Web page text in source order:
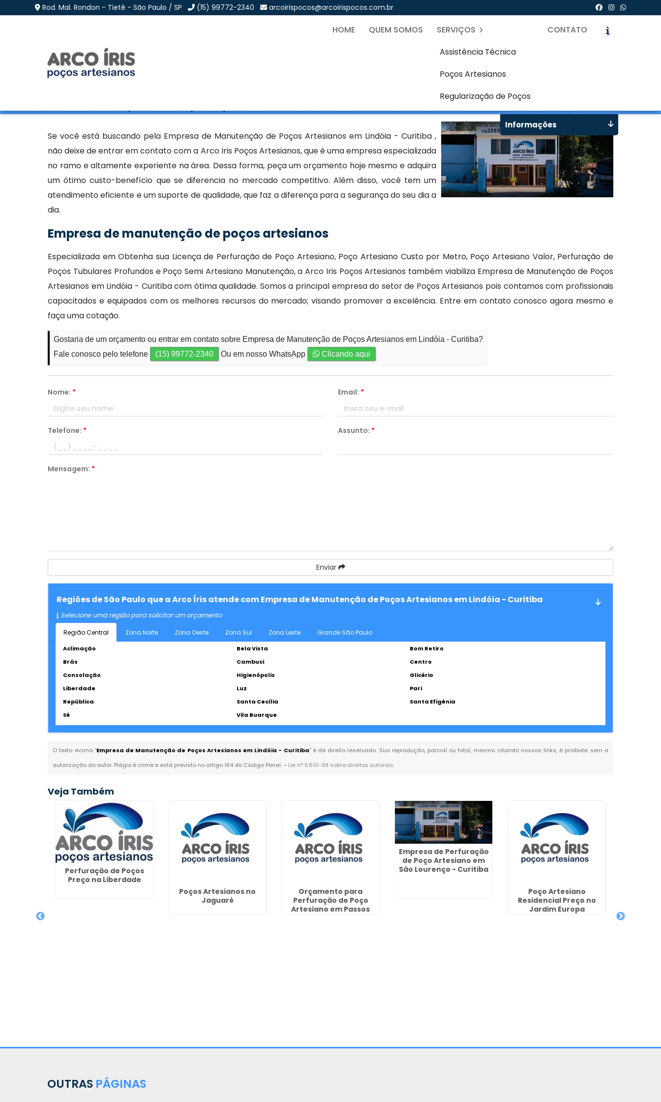
Rod. Mal. Rondon - Tietê - São Paulo / SP (15) 99772-2340 arcoirispocos@arcoirispocos.com.br
HOME QUEM SOMOS
SERVIÇOS
Assistência Técnica
Poços Artesianos
Regularização de Poços
CONTATO
Empresa de Manutenção de Poços Artesianos em Lindóia - Curitiba
Se você está buscando pela Empresa de Manutenção de Poços Artesianos em Lindóia - Curitiba ,
não deixe de entrar em contato com a Arco Iris Poços Artesianos, que é uma empresa especializada
no ramo e altamente experiente na área. Dessa forma, peça um orçamento hoje mesmo e adquira
um ótimo custo-benefício que se diferencia no mercado competitivo. Além disso, você tem um
atendimento eficiente e um suporte de qualidade, que faz a diferença para a segurança do seu dia a
dia.
Empresa de manutenção de poços artesianos
Especializada em Obtenha sua Licença de Perfuração de Poço Artesiano, Poço Artesiano Custo por Metro, Poço Artesiano Valor, Perfuração de
Poços Tubulares Profundos e Poço Semi Artesiano Manutenção, a Arco Iris Poços Artesianos também viabiliza Empresa de Manutenção de Poços
Artesianos em Lindóia - Curitiba com ótima qualidade. Somos a principal empresa do setor de Poços Artesianos pois contamos com profissionais
capacitados e equipados com os melhores recursos do mercado; visando promover a excelência. Entre em contato conosco agora mesmo e
faça uma cotação.
Gostaria de um orçamento ou entrar em contato sobre Empresa de Manutenção de Poços Artesianos em Lindóia - Curitiba?
Fale conosco pelo telefone
(15) 99772-2340 Ou em nosso WhatsApp Clicando aqui
Nome: * Email: *
Telefone: * Assunto: *
Mensagem: *
Enviar
Regiões de São Paulo que a Arco Íris atende com Empresa de Manutenção de Poços Artesianos em Lindóia - Curitiba
Selecione uma região para solicitar um orçamento
Região Central Zona Norte Zona Oeste Zona Sul Zona Leste Grande São Paulo
Aclimação Bela Vista
Bom Retiro
Brás
Cambuci
Centro
Consolação
Higienópolis
Glicério
Liberdade
Luz
Pari
República
Santa Cecília
Santa Efigênia
Sé
Vila Buarque
O texto acima "Empresa de Manutenção de Poços Artesianos em Lindóia - Curitiba" é de direito reservado. Sua reprodução, parcial ou total, mesmo citando nossos links, é proibida sem a
autorização do autor. Plágio é crime e está previsto no artigo 184 do Código Penal. – Lei n° 9.610-98 sobre direitos autorais.
Informações
Veja Também
Perfuração de Poços
Preço na Liberdade
Poços Artesianos no
Jaguaré
Orçamento para
Perfuração de Poço
Artesiano em Passos
Empresa de Perfuração
de Poço Artesiano em
São Lourenço - Curitiba
Poço Artesiano
Residencial Preço no
Jardim Europa
OUTRAS PÁGINAS